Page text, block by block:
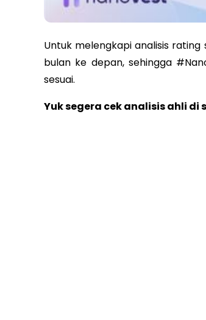
Untuk melengkapi analisis
bulan ke depan, sehingga
sesuai.
Yuk segera cek analisis ahli